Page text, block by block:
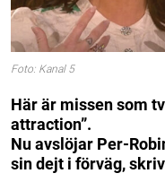
Foto: Kanal 5
Här är missen som
attraction”.
Nu avslöjar Per-
sin dejt i förväg,